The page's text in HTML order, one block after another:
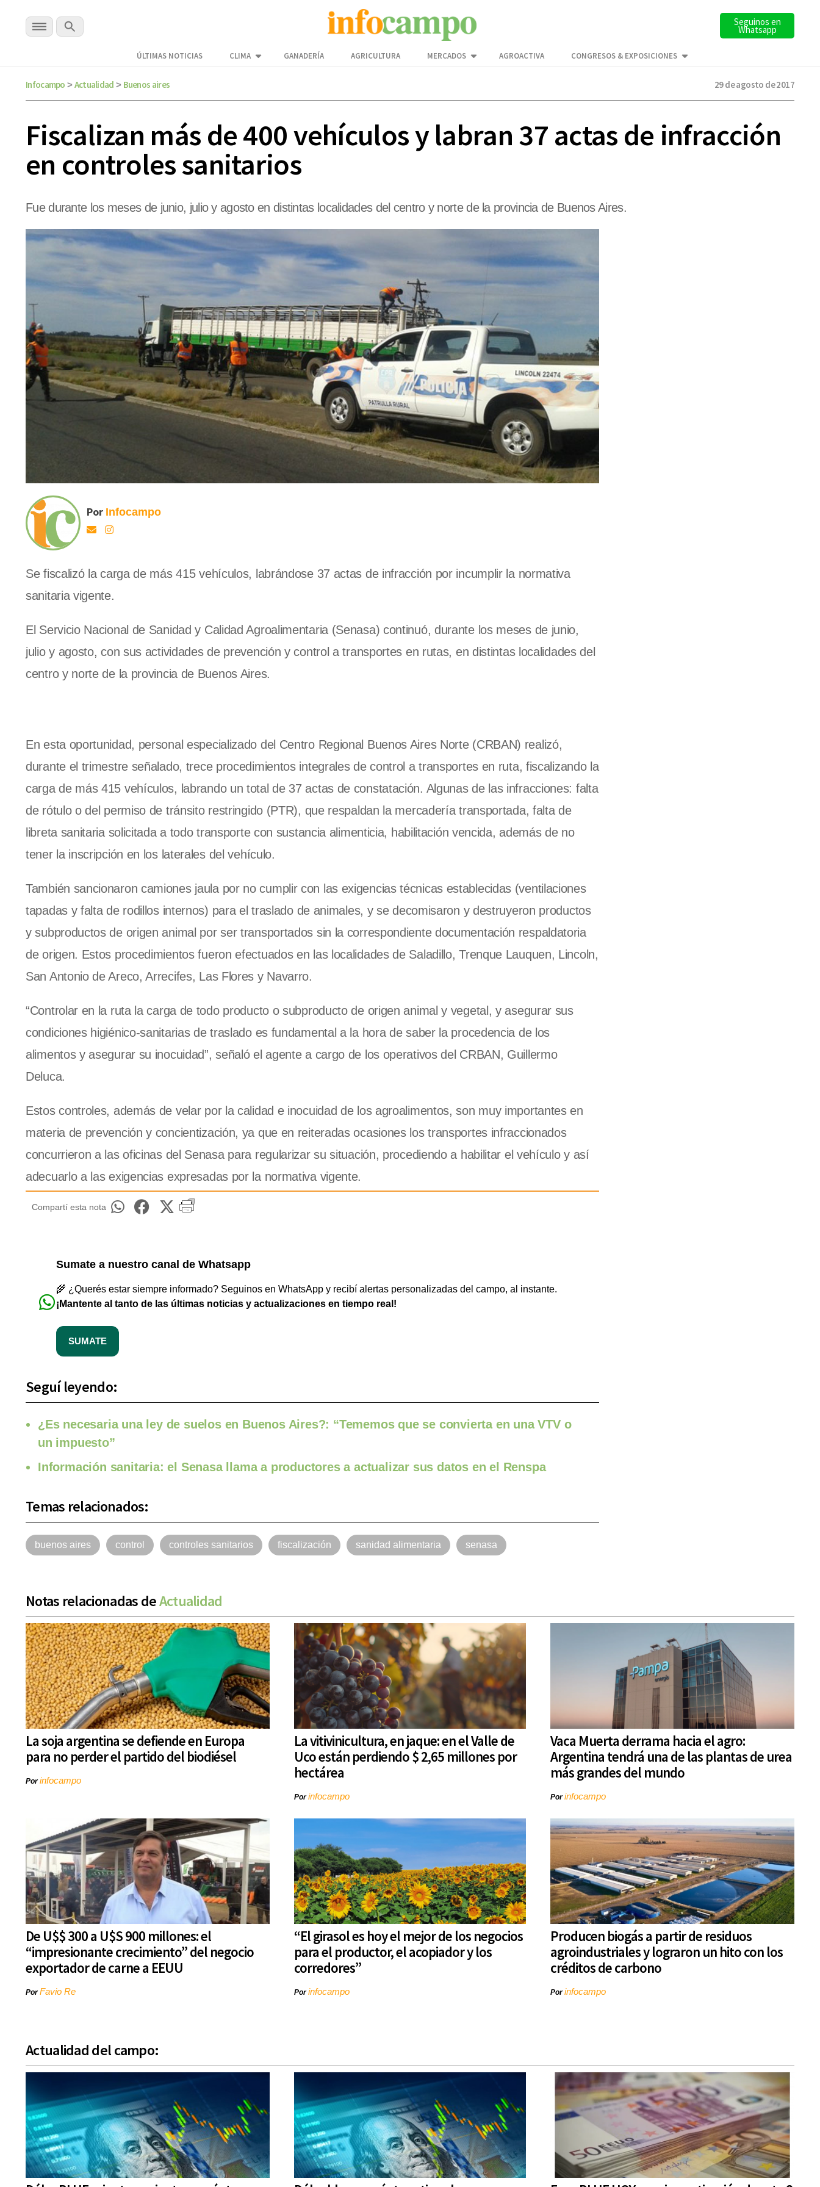
Seguinos en
Whatsapp
ÚLTIMAS NOTICIAS CLIMA GANADERÍA AGRICULTURA MERCADOS AGROACTIVA CONGRESOS & EXPOSICIONES
Infocampo > Actualidad > Buenos aires 29 de agosto de 2017
Fiscalizan más de 400 vehículos y labran 37 actas de infracción
en controles sanitarios
Fue durante los meses de junio, julio y agosto en distintas localidades del centro y norte de la provincia de Buenos Aires.
Por Infocampo
Se fiscalizó la carga de más 415 vehículos, labrándose 37 actas de infracción por incumplir la normativa
sanitaria vigente.
El Servicio Nacional de Sanidad y Calidad Agroalimentaria (Senasa) continuó, durante los meses de junio,
julio y agosto, con sus actividades de prevención y control a transportes en rutas, en distintas localidades del
centro y norte de la provincia de Buenos Aires.
En esta oportunidad, personal especializado del Centro Regional Buenos Aires Norte (CRBAN) realizó,
durante el trimestre señalado, trece procedimientos integrales de control a transportes en ruta, fiscalizando la
carga de más 415 vehículos, labrando un total de 37 actas de constatación. Algunas de las infracciones: falta
de rótulo o del permiso de tránsito restringido (PTR), que respaldan la mercadería transportada, falta de
libreta sanitaria solicitada a todo transporte con sustancia alimenticia, habilitación vencida, además de no
tener la inscripción en los laterales del vehículo.
También sancionaron camiones jaula por no cumplir con las exigencias técnicas establecidas (ventilaciones
tapadas y falta de rodillos internos) para el traslado de animales, y se decomisaron y destruyeron productos
y subproductos de origen animal por ser transportados sin la correspondiente documentación respaldatoria
de origen. Estos procedimientos fueron efectuados en las localidades de Saladillo, Trenque Lauquen, Lincoln,
San Antonio de Areco, Arrecifes, Las Flores y Navarro.
“Controlar en la ruta la carga de todo producto o subproducto de origen animal y vegetal, y asegurar sus
condiciones higiénico-sanitarias de traslado es fundamental a la hora de saber la procedencia de los
alimentos y asegurar su inocuidad”, señaló el agente a cargo de los operativos del CRBAN, Guillermo
Deluca.
Estos controles, además de velar por la calidad e inocuidad de los agroalimentos, son muy importantes en
materia de prevención y concientización, ya que en reiteradas ocasiones los transportes infraccionados
concurrieron a las oficinas del Senasa para regularizar su situación, procediendo a habilitar el vehículo y así
adecuarlo a las exigencias expresadas por la normativa vigente.
Compartí esta nota
Sumate a nuestro canal de Whatsapp
🌾 ¿Querés estar siempre informado? Seguinos en WhatsApp y recibí alertas personalizadas del campo, al instante.
¡Mantente al tanto de las últimas noticias y actualizaciones en tiempo real!
SUMATE
Seguí leyendo:
¿Es necesaria una ley de suelos en Buenos Aires?: “Tememos que se convierta en una VTV o
un impuesto”
Información sanitaria: el Senasa llama a productores a actualizar sus datos en el Renspa
Temas relacionados:
buenos aires control controles sanitarios fiscalización sanidad alimentaria senasa
Notas relacionadas deActualidad
La soja argentina se defiende en Europa
para no perder el partido del biodiésel
Porinfocampo
La vitivinicultura, en jaque: en el Valle de
Uco están perdiendo $ 2,65 millones por
hectárea
Porinfocampo
Vaca Muerta derrama hacia el agro:
Argentina tendrá una de las plantas de urea
más grandes del mundo
Porinfocampo
De U$$ 300 a U$S 900 millones: el
“impresionante crecimiento” del negocio
exportador de carne a EEUU
PorFavio Re
“El girasol es hoy el mejor de los negocios
para el productor, el acopiador y los
corredores”
Porinfocampo
Producen biogás a partir de residuos
agroindustriales y lograron un hito con los
créditos de carbono
Porinfocampo
Actualidad del campo: